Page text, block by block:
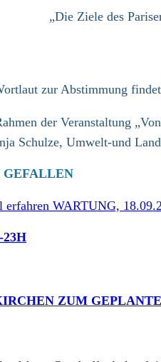
„Die Ziele des
zur Abstimmung
der Veranstaltung
Schulze, Umwelt-und
GEFALLEN
23H
ZUM